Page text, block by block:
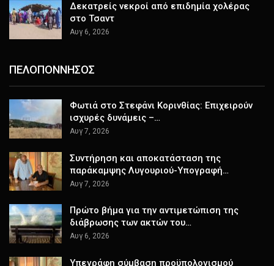
Δεκατρείς νεκροί από επιδημία χολέρας
στο Τσαντ
Αυγ 6, 2026
ΠΕΛΟΠΟΝΝΗΣΟΣ
Φωτιά στο Στεφάνι Κορινθίας: Επιχειρούν
ισχυρές δυνάμεις –…
Αυγ 7, 2026
Συντήρηση και αποκατάσταση της
παράκαμψης Λυγουριού-Υπογραφή…
Αυγ 7, 2026
Πρώτο βήμα για την αντιμετώπιση της
διάβρωσης των ακτών του…
Αυγ 6, 2026
Υπεγράφη σύμβαση προϋπολογισμού